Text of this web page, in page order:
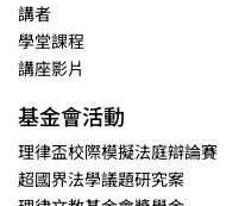
講者
學堂課程
講座影片
基金會活動
理律盃校際模擬法庭辯論賽
超國界法學議題研究案